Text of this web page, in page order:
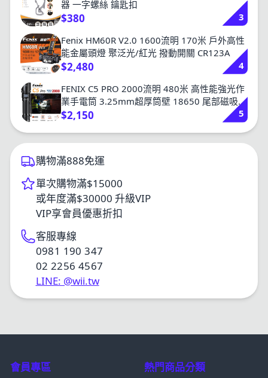
器 一字螺絲 鑰匙扣
$380
3
Fenix HM60R V2.0 1600流明 170米 戶外高性
能金屬頭燈 聚泛光/紅光 撥動開關 CR123A
$2,480
4
FENIX C5 PRO 2000流明 480米 高性能強光作
業手電筒 3.25mm超厚筒壁 18650 尾部磁吸
TYPE-C
$2,150 5
購物滿888免運
單次購物滿$15000
或年度滿$30000 升級VIP
VIP享會員優惠折扣
客服專線
0981 190 347
02 2256 4567
LINE: @wii.tw
會員專區 熱門商品分類